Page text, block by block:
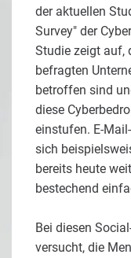
der aktuellen
Survey" der
Studie zeigt auf,
befragten
betroffen sind
diese
einstufen. E-
sich
bereits heute
bestechend
Bei diesen
versucht, die